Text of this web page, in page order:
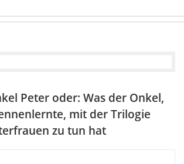
Peter oder: Was der Onkel,
mit der Trilogie
zu tun hat